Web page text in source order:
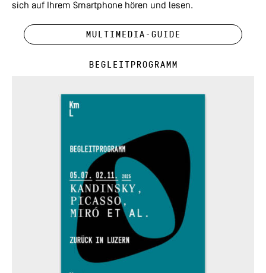
sich auf Ihrem Smartphone hören und lesen.
Multimedia-Guide
Begleitprogramm